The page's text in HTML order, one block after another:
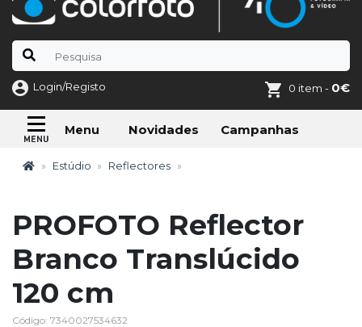
Login/Registo 0 item - 0€
Menu Novidades Campanhas
Estúdio Reflectores
PROFOTO Reflector
Branco Translúcido
120 cm
Código: 7340027534632